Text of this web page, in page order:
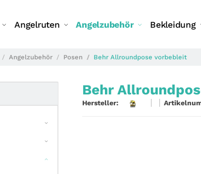
Angelruten Angelzubehör Bekleidung
Angelzubehör Posen Behr Allroundpose vorbebleit
Behr
Hersteller: